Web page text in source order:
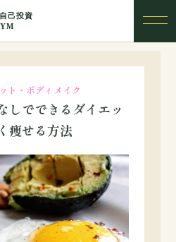
ト・ボディメイク
しでできるダイエッ
痩せる方法